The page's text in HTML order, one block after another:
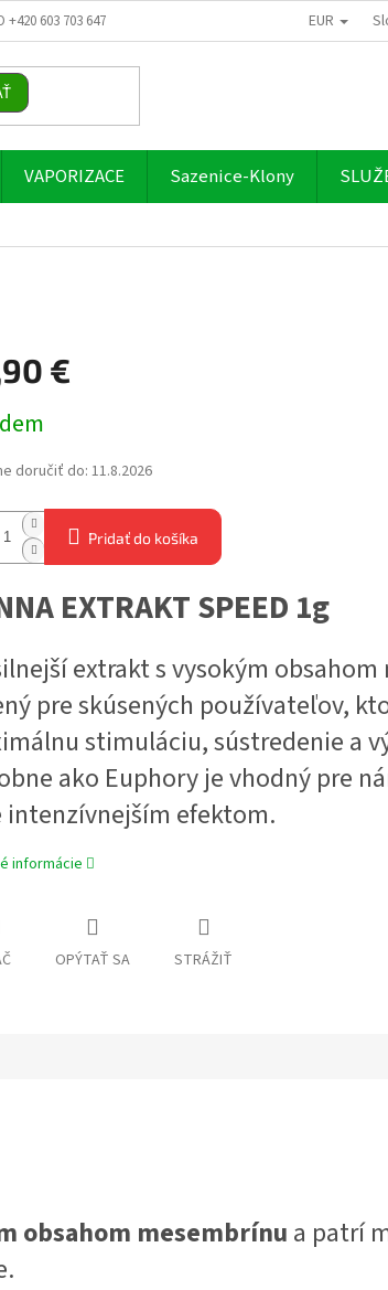
+420 603 703 647 EUR
VAPORIZACE Sazenice-Klony
€
doručiť do: 11.8.2026
Pridať do košíka
EXTRAKT SPEED 1g
extrakt s vysokým
pre skúsených používateľov,
stimuláciu, sústredenie a
ako Euphory je vhodný pre
intenzívnejším efektom.
informácie
OPÝTAŤ SA STRÁŽIŤ
obsahom mesembrínu a patrí